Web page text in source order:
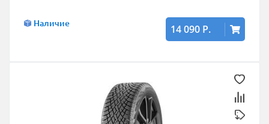
Наличие 14 090 Р.